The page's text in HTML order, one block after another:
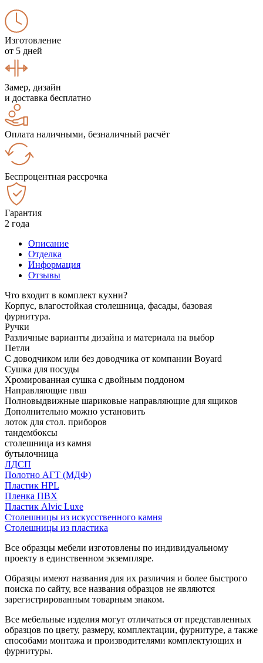
Изготовление
от 5 дней
Замер, дизайн
и доставка бесплатно
Оплата наличными, безналичный расчёт
Беспроцентная рассрочка
Гарантия
2 года
Описание
Отделка
Информация
Отзывы
Что входит в комплект кухни?
Корпус, влагостойкая столешница, фасады, базовая
фурнитура.
Ручки
Различные варианты дизайна и материала на выбор
Петли
С доводчиком или без доводчика от компании Boyard
Сушка для посуды
Хромированная сушка с двойным поддоном
Направляющие пвш
Полновыдвижные шариковые направляющие для ящиков
Дополнительно можно установить
лоток для стол. приборов
тандембоксы
столешница из камня
бутылочница
ЛДСП
Полотно АГТ (МДФ)
Пластик HPL
Пленка ПВХ
Пластик Alvic Luxe
Столешницы из искусственного камня
Столешницы из пластика
Все образцы мебели изготовлены по индивидуальному
проекту в единственном экземпляре.
Образцы имеют названия для их различия и более быстрого
поиска по сайту, все названия образцов не являются
зарегистрированным товарным знаком.
Все мебельные изделия могут отличаться от представленных
образцов по цвету, размеру, комплектации, фурнитуре, а также
способами монтажа и производителями комплектующих и
фурнитуры.